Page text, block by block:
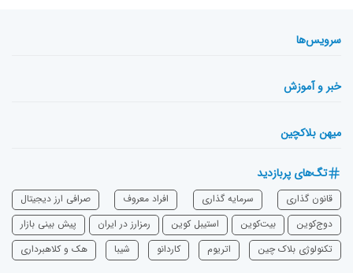
سرویس‌ها
خبر و آموزش
میهن بلاکچین
تگ‌های پربازدید
قانون گذاری سرمایه‌ گذاری افراد معروف
صرافی ارز دیجیتال
دوج‌کوین
بیت‌کوین استیبل کوین رمزارز در ایران
پیش بینی بازار
تکنولوژی بلاک چین
اتریوم ‌کاردانو شیبا هک و کلاهبرداری